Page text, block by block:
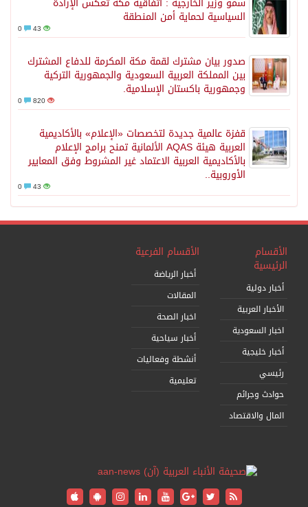
السياسية لحماية أمن المنطقة
43
0
صدور بيان مشترك لقمة مكة المكرمة للدفاع المشترك
بين المملكة العربية السعودية والجمهورية التركية
وجمهورية باكستان الإسلامية.
820
0
قفزة عالمية جديدة لتخصصات «الإعلام» بالأكاديمية
العربية هيئة AQAS الألمانية تمنح برامج الإعلام
بالأكاديمية العربية الاعتماد غير المشروط وفق المعايير
الأوروبية..
43
0
الأقسام
الرئيسية
أخبار دولية
الأخبار العربية
اخبار السعودية
أخبار خليجية
رئيسي
حوادث وجرائم
المال والاقتصاد
الأقسام الفرعية
أخبار الرياضة
المقالات
اخبار الصحة
أخبار سياحية
أنشطة وفعاليات
تعليمية